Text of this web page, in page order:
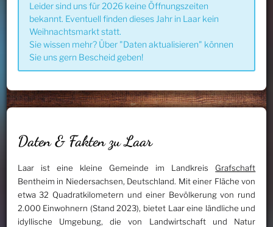
Leider sind uns für 2026 keine Öffnungszeiten
bekannt. Eventuell finden dieses Jahr in Laar kein
Weihnachtsmarkt statt.
Sie wissen mehr? Über "Daten aktualisieren" können
Sie uns gern Bescheid geben!
Daten & Fakten zu Laar
Laar ist eine kleine Gemeinde im Landkreis Grafschaft
Bentheim in Niedersachsen, Deutschland. Mit einer Fläche von
etwa 32 Quadratkilometern und einer Bevölkerung von rund
2.000 Einwohnern (Stand 2023), bietet Laar eine ländliche und
idyllische Umgebung, die von Landwirtschaft und Natur